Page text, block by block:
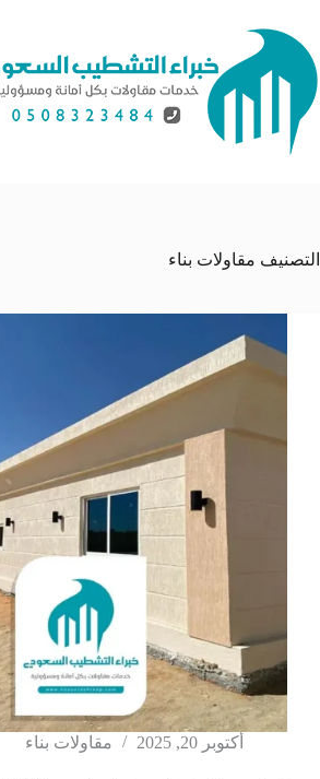
المحتوى
التصنيف مقاولات بناء
أكتوبر 20, 2025 مقاولات بناء